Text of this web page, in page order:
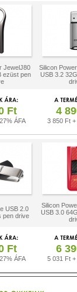
JewelJ80
ezüst pen
Silicon
USB 3.2
Ft
ÁFA
4
3 850 Ft
USB 2.0
pen drive
Silicon
USB 3.0
Ft
ÁFA
6
5 031 Ft